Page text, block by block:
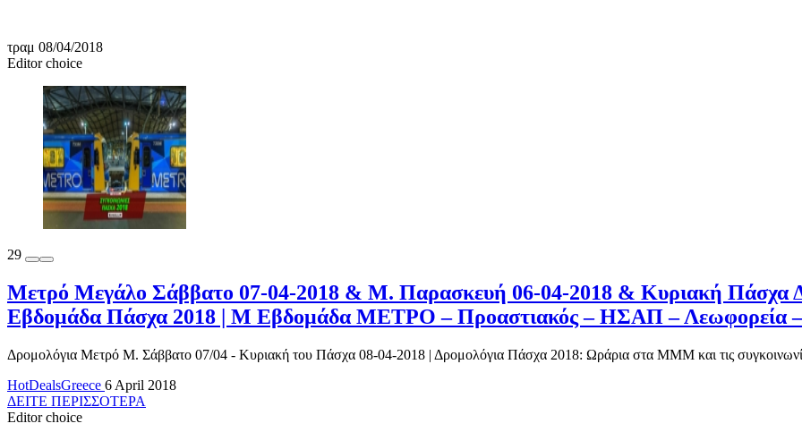
τραμ 08/04/2018
Editor choice
29
Μετρό Μεγάλο Σάββατο 07-04-2018 & Μ. Παρασκευή 06-04-2018 & Κυριακή
Εβδομάδα Πάσχα 2018 | Μ Εβδομάδα ΜΕΤΡΟ – Προαστιακός – ΗΣΑΠ – Λεωφορεία
Δρομολόγια Μετρό Μ. Σάββατο 07/04 - Κυριακή του Πάσχα 08-04-2018 | Δρομολόγια Πάσχα 2018: Ωράρια στα ΜΜΜ και τις
HotDealsGreece 6 April 2018
ΔΕΙΤΕ ΠΕΡΙΣΣΟΤΕΡΑ
Editor choice